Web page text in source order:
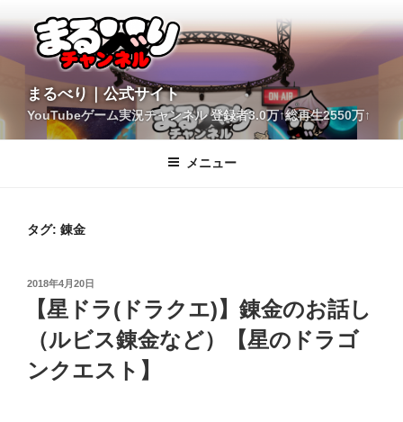
ン
テ
へ
ス
まるべり｜公式サイト
YouTubeゲーム実況チャンネル 登録者3.0万↑総再生2550万↑
メニュー
タグ: 錬金
投
2018年4月20日
【星ドラ(ドラクエ)】錬金のお話し
（ルビス錬金など）【星のドラゴ
ンクエスト】